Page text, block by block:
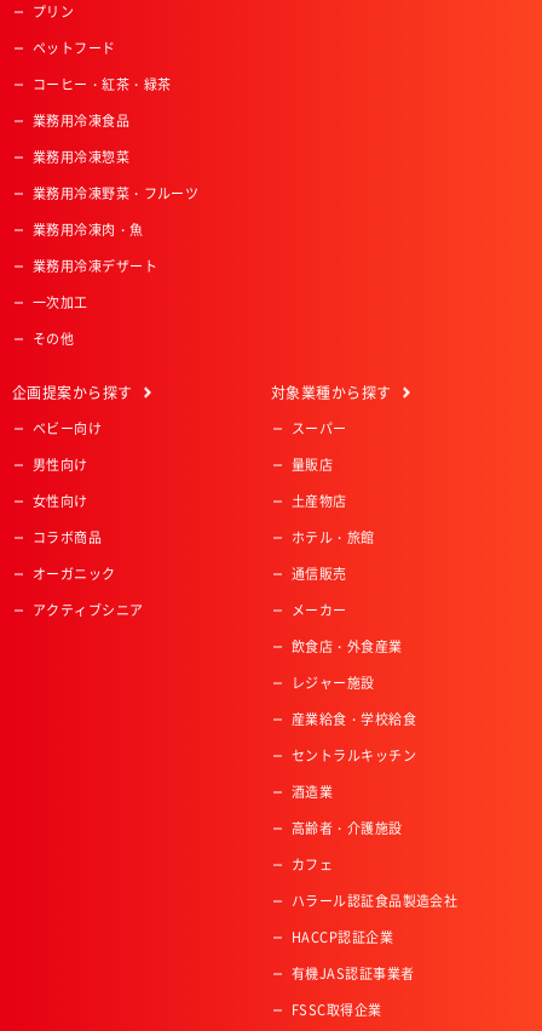
プリン
ペットフード
コーヒー・紅茶・緑茶
業務用冷凍食品
業務用冷凍惣菜
業務用冷凍野菜・フルーツ
業務用冷凍肉・魚
業務用冷凍デザート
一次加工
その他
企画提案から探す
ベビー向け
男性向け
女性向け
コラボ商品
オーガニック
アクティブシニア
対象業種から探す
スーパー
量販店
土産物店
ホテル・旅館
通信販売
メーカー
飲食店・外食産業
レジャー施設
産業給食・学校給食
セントラルキッチン
酒造業
高齢者・介護施設
カフェ
ハラール認証食品製造会社
HACCP認証企業
有機JAS認証事業者
FSSC取得企業